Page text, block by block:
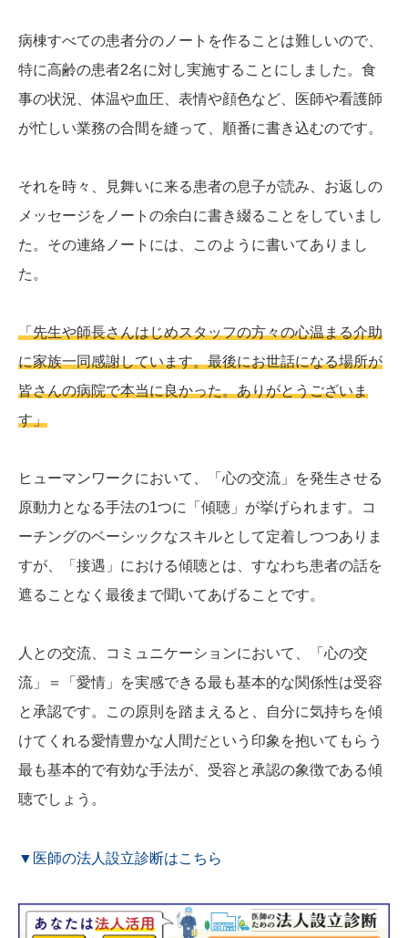
病棟すべての患者分のノートを作ることは難しいので、
特に高齢の患者2名に対し実施することにしました。食
事の状況、体温や血圧、表情や顔色など、医師や看護師
が忙しい業務の合間を縫って、順番に書き込むのです。
それを時々、見舞いに来る患者の息子が読み、お返しの
メッセージをノートの余白に書き綴ることをしていまし
た。その連絡ノートには、このように書いてありまし
た。
「先生や師長さんはじめスタッフの方々の心温まる介助
に家族一同感謝しています。最後にお世話になる場所が
皆さんの病院で本当に良かった。ありがとうございま
す」
ヒューマンワークにおいて、「心の交流」を発生させる
原動力となる手法の1つに「傾聴」が挙げられます。コ
ーチングのベーシックなスキルとして定着しつつありま
すが、「接遇」における傾聴とは、すなわち患者の話を
遮ることなく最後まで聞いてあげることです。
人との交流、コミュニケーションにおいて、「心の交
流」＝「愛情」を実感できる最も基本的な関係性は受容
と承認です。この原則を踏まえると、自分に気持ちを傾
けてくれる愛情豊かな人間だという印象を抱いてもらう
最も基本的で有効な手法が、受容と承認の象徴である傾
聴でしょう。
▼医師の法人設立診断はこちら